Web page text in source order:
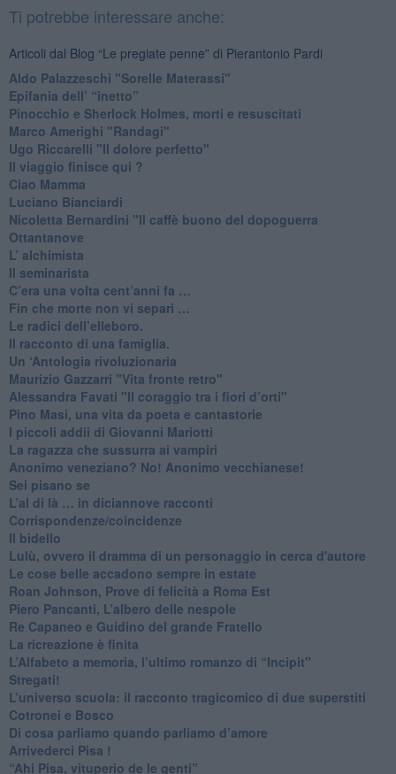
Ti potrebbe interessare anche:
Articoli dal Blog “Le pregiate penne” di Pierantonio Pardi
​Aldo Palazzeschi "Sorelle Materassi"
​Epifania dell’ “inetto”
Pinocchio e Sherlock Holmes, morti e resuscitati
​Marco Amerighi "Randagi"
Ugo Riccarelli "Il dolore perfetto"
​Il viaggio finisce qui ?
​Ciao Mamma
​Luciano Bianciardi
​Nicoletta Bernardini "Il caffè buono del dopoguerra
​Ottantanove
​L’ alchimista
Il seminarista
​C’era una volta cent’anni fa …
​Fin che morte non vi separi …
​Le radici dell’elleboro.
​Il racconto di una famiglia.
Un ‘Antologia rivoluzionaria
​Maurizio Gazzarri "Vita fronte retro"
​Alessandra Favati "Il coraggio tra i fiori d’orti"
​Pino Masi, una vita da poeta e cantastorie
​I piccoli addii di Giovanni Mariotti
​La ragazza che sussurra ai vampiri
​Anonimo veneziano? No! Anonimo vecchianese!
​Sei pisano se
​L’al di là … in diciannove racconti
Corrispondenze/coincidenze
Il bidello
Lulù, ovvero il dramma di un personaggio in cerca d'autore
Le cose belle accadono sempre in estate
Roan Johnson, Prove di felicità a Roma Est
Piero Pancanti, L’albero delle nespole
Re Capaneo e Guidino del grande Fratello
La ricreazione è finita
​L’Alfabeto a memoria, l’ultimo romanzo di “Incipit"
​Stregati!
L’universo scuola: il racconto tragicomico di due superstiti
Cotronei e Bosco
Di cosa parliamo quando parliamo d’amore
Arrivederci Pisa !
​“Ahi Pisa, vituperio de le genti”